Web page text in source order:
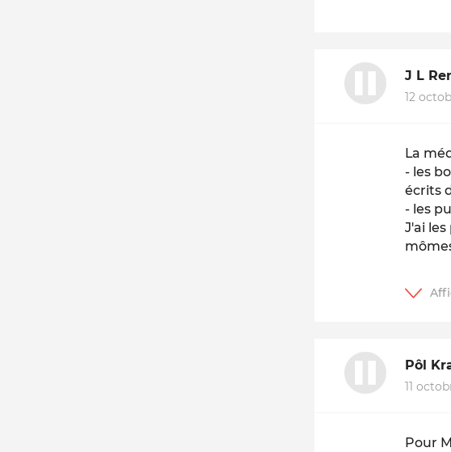
J L
12
La
- les
écrits
- les
J'ai
Pôl
11
Pour